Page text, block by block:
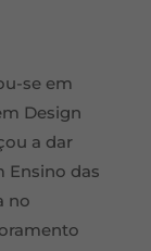
se em
Design
a dar
Ensino das
no